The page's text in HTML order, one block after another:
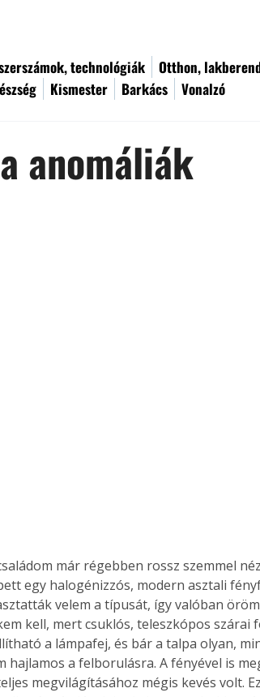
technológiák Otthon,
Kismester Barkács Vonalzó
anomáliák
már régebben rossz szemmel
egy halogénizzós, modern asztali
velem a típusát, így valóban
kell, mert csuklós, teleszkópos szárai
a lámpafej, és bár a talpa olyan,
hajlamos a felborulásra. A fényével is
megvilágításához mégis kevés volt.